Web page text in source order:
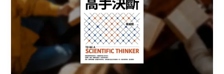
會
—
高
斷